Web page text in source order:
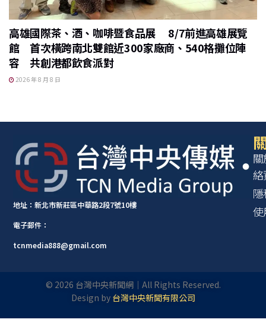
高雄國際茶、酒、咖啡暨食品展 8/7前進高雄展覽
館 首次橫跨南北雙館近300家廠商、540格攤位陣
容 共創港都飲食派對
2026 年 8 月 8 日
地址：新北市新莊區中華路2段7號10樓
電子郵件：
tcnmedia888@gmail.com
© 2026 台灣中央新聞網｜All Rights Reserved.
Design by 台灣中央新聞有限公司